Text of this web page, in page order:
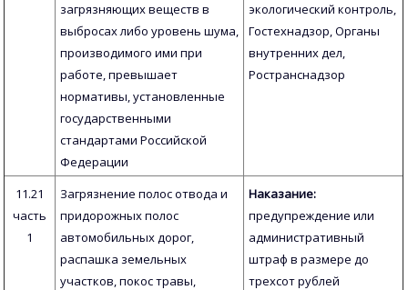
загрязняющих веществ в
выбросах либо уровень шума,
производимого ими при
работе, превышает
нормативы, установленные
государственными
стандартами Российской
Федерации
экологический контроль,
Гостехнадзор, Органы
внутренних дел,
Ространснадзор
11.21
часть
1
Загрязнение полос отвода и
придорожных полос
автомобильных дорог,
распашка земельных
участков, покос травы,
Наказание:
предупреждение или
административный
штраф в размере до
трехсот рублей